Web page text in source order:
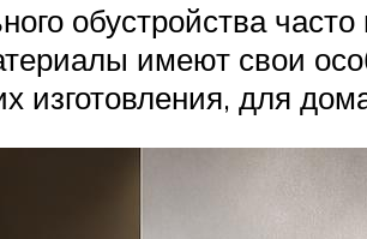
обустройства
имеют свои
изготовления, для